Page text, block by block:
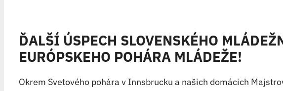
ĎALŠÍ ÚSPECH SLOVENSKÉHO
EURÓPSKEHO POHÁRA MLÁDEŽE!
Okrem Svetového pohára v Innsbrucku a našich domácich